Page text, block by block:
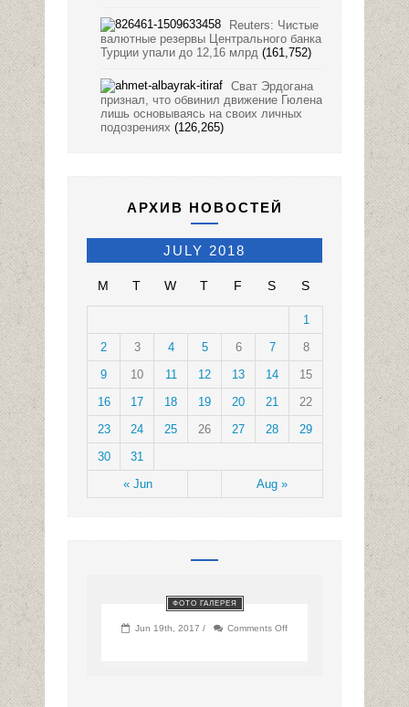
Reuters: Чистые
валютные резервы Центрального банка
Турции упали до 12,16 млрд (161,752)
Сват Эрдогана
признал, что обвинил движение Гюлена
лишь основываясь на своих личных
подозрениях (126,265)
АРХИВ НОВОСТЕЙ
JULY 2018
M T W T F S S
« Jun Aug »
1
2
3 4 5 6 7
8
9
10 11 12 13 14
15
16
17 18 19 20 21
22
23
24 25 26 27 28
29
30
31
ФОТО ГАЛЕРЕЯ
Jun 19th, 2017 / Comments Off